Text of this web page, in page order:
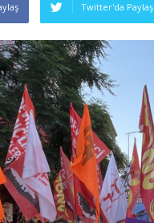
Twitter'da Paylaş